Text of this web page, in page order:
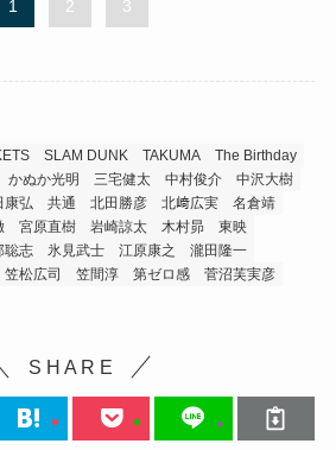
1 2 3
SLAM DUNK TAKUMA
The Birthday
かぬか光明 三宅健太 中村俊介
中沢大樹
康弘 共通 北田勝彦 北﨑広実
名倉靖
宮原直樹 岩崎諒太 木村昴
東映
聡志 氷見武士 江原康之
瀧田隆一
笠松広司 笠間淳 第ゼロ感
菅沼芙実彦
S H A R E